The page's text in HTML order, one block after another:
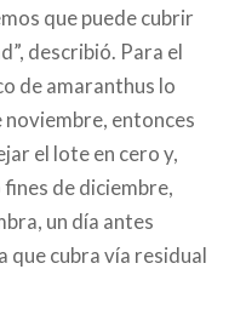
que puede cubrir
describió. Para el
de amaranthus lo
entonces
el lote en cero y,
de diciembre,
un día antes
que cubra vía residual